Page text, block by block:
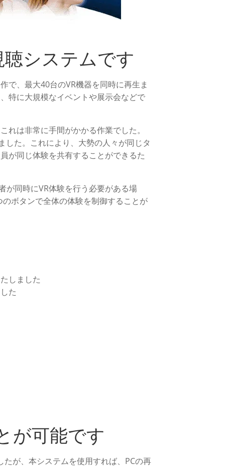
聴システムです
で、最大40台のVR機器を同時に再生ま
特に大規模なイベントや展示会などで
は非常に手間がかかる作業でした。
た。これにより、大勢の人々が同じタ
が同じ体験を共有することができるた
が同時にVR体験を行う必要がある場
ボタンで全体の体験を制御することが
しました
た
が可能です
が、本システムを使用すれば、PCの再